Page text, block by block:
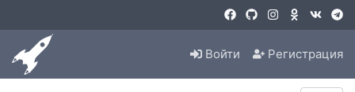
Войти Регистрация